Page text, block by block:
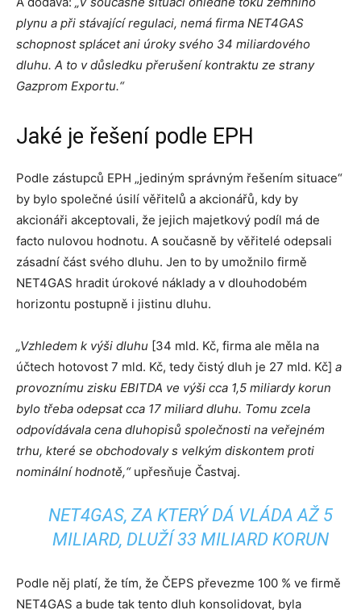
plynu a při stávající regulaci, nemá firma NET4GAS
schopnost splácet ani úroky svého 34 miliardového
dluhu. A to v důsledku přerušení kontraktu ze strany
Gazprom Exportu.“
Jaké je řešení podle EPH
Podle zástupců EPH „jediným správným řešením situace“
by bylo společné úsilí věřitelů a akcionářů, kdy by
akcionáři akceptovali, že jejich majetkový podíl má de
facto nulovou hodnotu. A současně by věřitelé odepsali
zásadní část svého dluhu. Jen to by umožnilo firmě
NET4GAS hradit úrokové náklady a v dlouhodobém
horizontu postupně i jistinu dluhu.
„Vzhledem k výši dluhu [34 mld. Kč, firma ale měla na
účtech hotovost 7 mld. Kč, tedy čistý dluh je 27 mld. Kč] a
provoznímu zisku EBITDA ve výši cca 1,5 miliardy korun
bylo třeba odepsat cca 17 miliard dluhu. Tomu zcela
odpovídávala cena dluhopisů společnosti na veřejném
trhu, které se obchodovaly s velkým diskontem proti
nominální hodnotě,“upřesňuje Častvaj.
NET4GAS, ZA KTERÝ DÁ VLÁDA AŽ 5
MILIARD, DLUŽÍ 33 MILIARD KORUN
Podle něj platí, že tím, že ČEPS převezme 100 % ve firmě
NET4GAS a bude tak tento dluh konsolidovat, byla